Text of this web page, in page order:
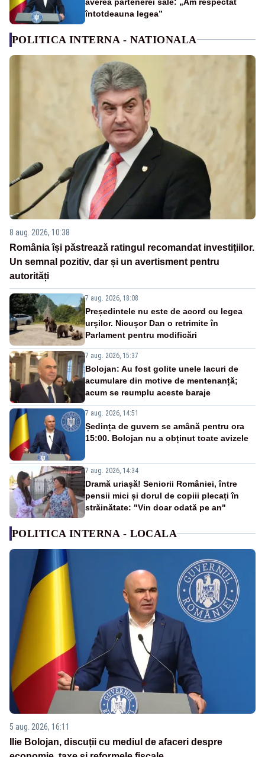
întotdeauna legea”
POLITICA INTERNA - NATIONALA
8 aug. 2026, 10:38
România își păstrează ratingul recomandat investițiilor.
Un semnal pozitiv, dar și un avertisment pentru
autorități
7 aug. 2026, 18:08
Președintele nu este de acord cu legea
urșilor. Nicușor Dan o retrimite în
Parlament pentru modificări
7 aug. 2026, 15:37
Bolojan: Au fost golite unele lacuri de
acumulare din motive de mentenanță;
acum se reumplu aceste baraje
7 aug. 2026, 14:51
Ședința de guvern se amână pentru ora
15:00. Bolojan nu a obținut toate avizele
7 aug. 2026, 14:34
Dramă uriașă! Seniorii României, între
pensii mici și dorul de copiii plecați în
străinătate: "Vin doar odată pe an"
POLITICA INTERNA - LOCALA
5 aug. 2026, 16:11
Ilie Bolojan, discuții cu mediul de afaceri despre